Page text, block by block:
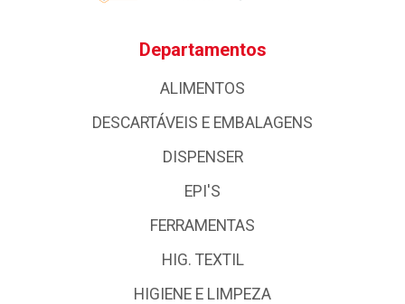
Departamentos
ALIMENTOS
DESCARTÁVEIS E EMBALAGENS
DISPENSER
EPI'S
FERRAMENTAS
HIG. TEXTIL
HIGIENE E LIMPEZA